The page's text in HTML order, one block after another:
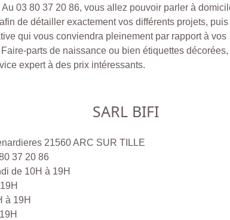
03 80 37 20 86, vous allez pouvoir parler à
de détailler exactement vos différents projets, puis
qui vous conviendra pleinement par rapport à vos
parts de naissance ou bien étiquettes décorées,
expert à des prix intéressants.
SARL BIFI
21560 ARC SUR TILLE
37 20 86
de 10H à 19H
à 19H